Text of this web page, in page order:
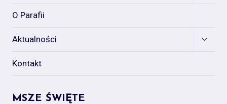
O Parafii
Aktualności
Expand
Kontakt
MSZE ŚWIĘTE